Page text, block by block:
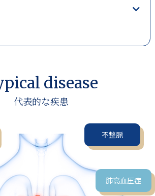
disease
代表的な疾患
不整脈
肺高血圧症